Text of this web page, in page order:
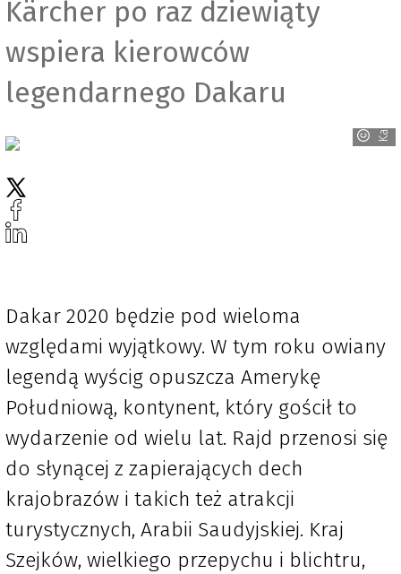
Kärcher po raz dziewiąty
wspiera kierowców
legendarnego Dakaru
Karcher
Dakar 2020 będzie pod wieloma
względami wyjątkowy. W tym roku owiany
legendą wyścig opuszcza Amerykę
Południową, kontynent, który gościł to
wydarzenie od wielu lat. Rajd przenosi się
do słynącej z zapierających dech
krajobrazów i takich też atrakcji
turystycznych, Arabii Saudyjskiej. Kraj
Szejków, wielkiego przepychu i blichtru,